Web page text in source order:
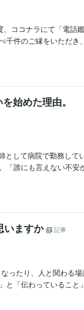
ココナラにて「電話
千件のご縁をいただき
始めた理由。
として病院で勤務して
「誰にも言えない不安
いますか
記事
ったり、人と関わる場
と「伝わっていること